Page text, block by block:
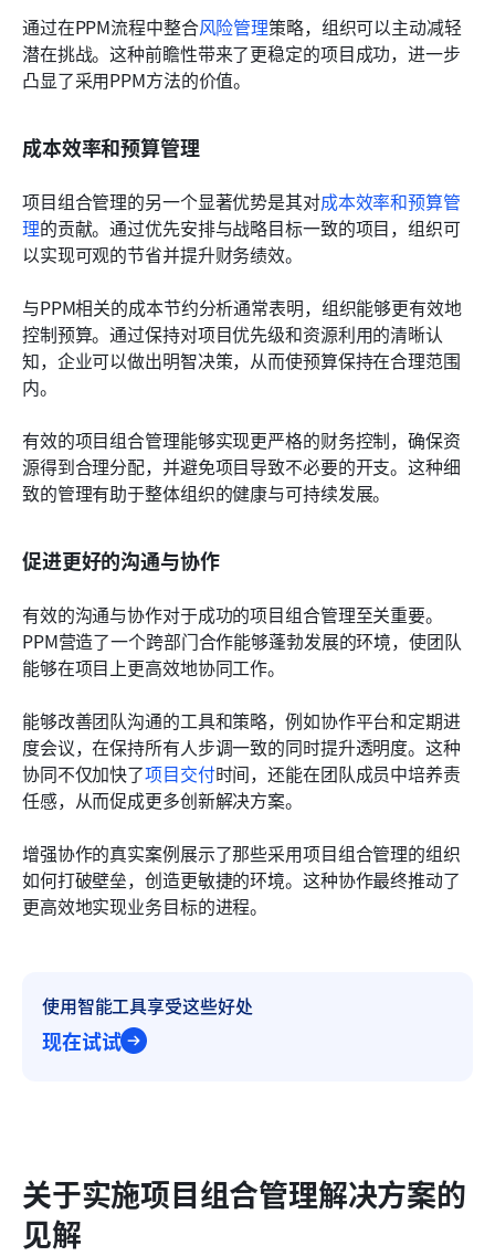
通过在PPM流程中整合风险管理策略，组织可以主动减轻
潜在挑战。这种前瞻性带来了更稳定的项目成功，进一步
凸显了采用PPM方法的价值。
成本效率和预算管理
项目组合管理的另一个显著优势是其对成本效率和预算管
理的贡献。通过优先安排与战略目标一致的项目，组织可
以实现可观的节省并提升财务绩效。
与PPM相关的成本节约分析通常表明，组织能够更有效地
控制预算。通过保持对项目优先级和资源利用的清晰认
知，企业可以做出明智决策，从而使预算保持在合理范围
内。
有效的项目组合管理能够实现更严格的财务控制，确保资
源得到合理分配，并避免项目导致不必要的开支。这种细
致的管理有助于整体组织的健康与可持续发展。
促进更好的沟通与协作
有效的沟通与协作对于成功的项目组合管理至关重要。
PPM营造了一个跨部门合作能够蓬勃发展的环境，使团队
能够在项目上更高效地协同工作。
能够改善团队沟通的工具和策略，例如协作平台和定期进
度会议，在保持所有人步调一致的同时提升透明度。这种
协同不仅加快了项目交付时间，还能在团队成员中培养责
任感，从而促成更多创新解决方案。
增强协作的真实案例展示了那些采用项目组合管理的组织
如何打破壁垒，创造更敏捷的环境。这种协作最终推动了
更高效地实现业务目标的进程。
使用智能工具享受这些好处
现在试试
关于实施项目组合管理解决方案的
见解